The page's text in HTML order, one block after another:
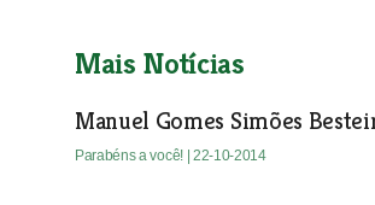
Mais Notícias
Manuel Gomes Simões
Parabéns a você! | 22-10-2014